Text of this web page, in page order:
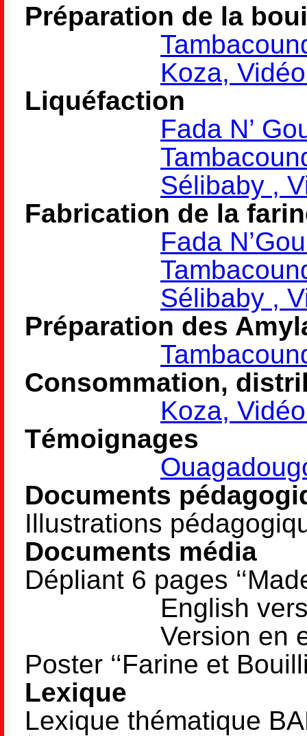
Préparation de la
Koza,
Liquéfaction
Fada N’
Sélibaby ,
Fabrication de la
Fada
Sélibaby ,
Préparation des
Consommation,
Koza,
Témoignages
Documents
Illustrations
Documents média
Dépliant 6 pages
English
Version en
Poster ‘‘Farine et
Lexique
Lexique thématique